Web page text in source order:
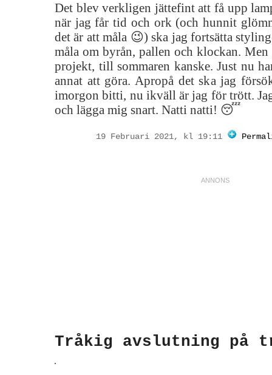
Det blev verkligen jättefint att få upp
när jag får tid och ork (och hunnit
det är att måla 😉) ska jag fortsätta
måla om byrån, pallen och klockan.
projekt, till sommaren kanske. Just nu
annat att göra. Apropå det ska jag
imorgon bitti, nu ikväll är jag för trött.
och lägga mig snart. Natti natti! 😴
19 Februari 2021, kl 19:11
Tråkig avslutning på